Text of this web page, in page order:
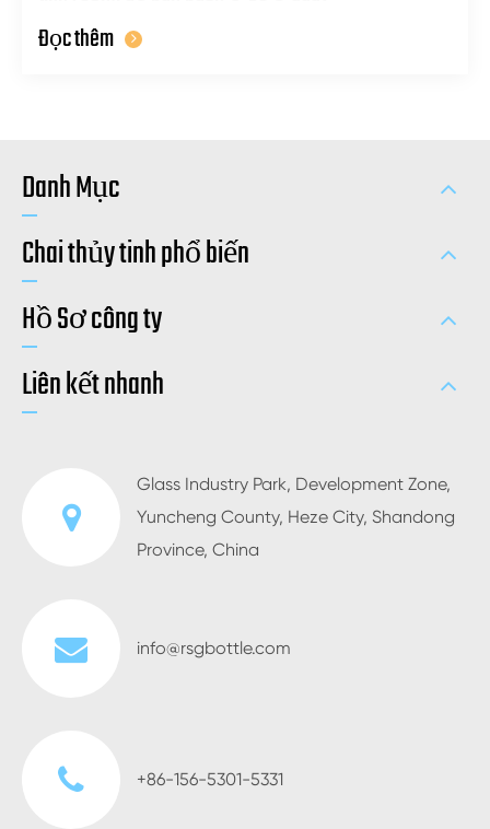
Đọc thêm
Danh Mục
Chai thủy tinh phổ biến
Hồ Sơ công ty
Liên kết nhanh
Glass Industry Park, Development Zone,
Yuncheng County, Heze City, Shandong
Province, China
info@rsgbottle.com
+86-156-5301-5331